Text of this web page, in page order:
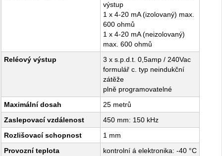
výstup
1 x 4-20 mA (izolovaný) max.
600 ohmů
1 x 4-20 mA (neizolovaný)
max. 600 ohmů
Reléový výstup
3 x s.p.d.t. 0,5amp / 240Vac
formulář c. typ neindukční
zátěže
plně programovatelné
Maximální dosah
25 metrů
Zaslepovací vzdálenost
450 mm: 150 kHz
Rozlišovací schopnost
1 mm
Provozní teplota
kontrolní á elektronika: -40 °C